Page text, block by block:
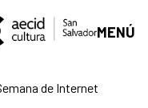
MENÚ
de Internet